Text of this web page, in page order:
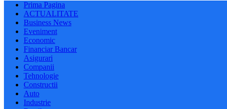
Prima Pagina
ACTUALITATE
Business News
Eveniment
Economic
Financiar Bancar
Asigurari
Companii
Tehnologie
Constructii
Auto
Industrie